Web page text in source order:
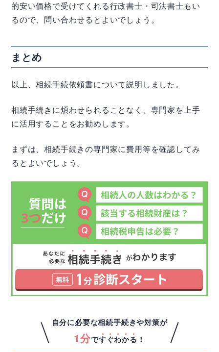
的安い価格で受けてくれる行政書士・司法書士もい
るので、問い合わせるとよいでしょう。
まとめ
以上、相続手続依頼書について説明しました。
相続手続きに煩わせられることなく、専門家を上手
に活用することをお勧めします。
まずは、相続手続きの専門家に費用等を確認してみ
るとよいでしょう。
自分に必要な相続手続きや対策が
1分ですぐわかる ！